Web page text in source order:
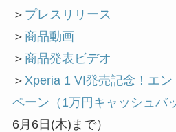
＞ プレスリリース
＞ 商品動画
＞ 商品発表ビデオ
＞ Xperia 1 VI発売記念！エ
ペーン（1万円キャッシュバ
6月6日(木)まで）